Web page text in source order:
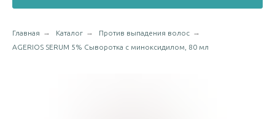
Главная → Каталог → Против выпадения волос →
AGERIOS SERUM 5% Сыворотка с миноксидилом, 80 мл